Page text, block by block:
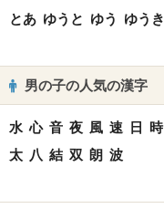
とあ ゆうと ゆう ゆうき
男の子の人気の漢字
水 心 音 夜 風 速 日 時
太 八 結 双 朗 波